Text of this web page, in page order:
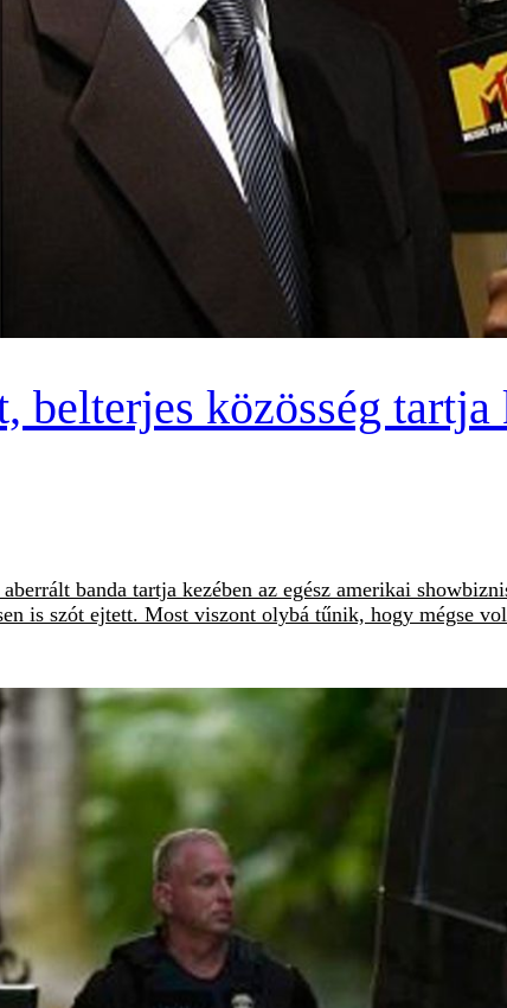
közösség tartja
banda tartja kezében az egész amerikai
is szót ejtett. Most viszont olybá tűnik, hogy mégse